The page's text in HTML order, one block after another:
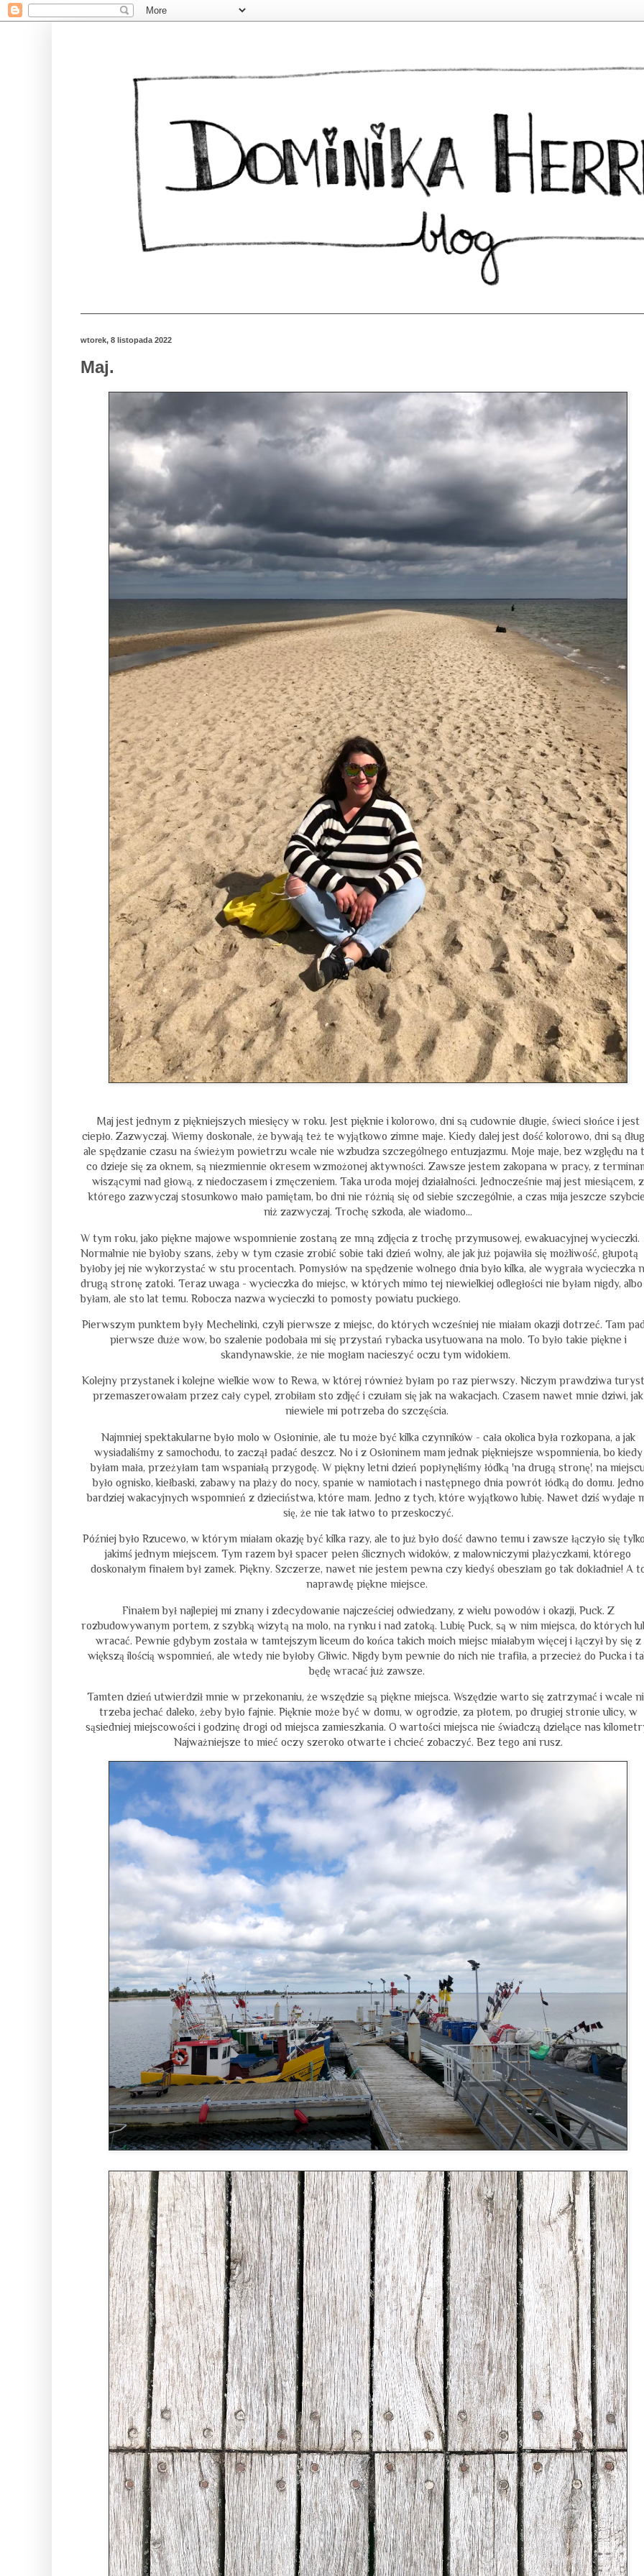
wtorek, 8 listopada 2022
Maj.
Maj jest jednym z piękniejszych miesięcy w roku. Jest pięknie i kolorowo, dni są cudownie długie, świeci słońce i jest
ciepło. Zazwyczaj. Wiemy doskonale, że bywają też te wyjątkowo zimne maje. Kiedy dalej jest dość kolorowo, dni są
ale spędzanie czasu na świeżym powietrzu wcale nie wzbudza szczególnego entuzjazmu. Moje maje, bez względu na
co dzieje się za oknem, są niezmiennie okresem wzmożonej aktywności. Zawsze jestem zakopana w pracy, z
wiszącymi nad głową, z niedoczasem i zmęczeniem. Taka uroda mojej działalności. Jednocześnie maj jest miesiącem, z
którego zazwyczaj stosunkowo mało pamiętam, bo dni nie różnią się od siebie szczególnie, a czas mija jeszcze
niż zazwyczaj. Trochę szkoda, ale wiadomo...
W tym roku, jako piękne majowe wspomnienie zostaną ze mną zdjęcia z trochę przymusowej, ewakuacyjnej wycieczki.
Normalnie nie byłoby szans, żeby w tym czasie zrobić sobie taki dzień wolny, ale jak już pojawiła się możliwość, głupotą
byłoby jej nie wykorzystać w stu procentach. Pomysłów na spędzenie wolnego dnia było kilka, ale wygrała wycieczka
drugą stronę zatoki. Teraz uwaga - wycieczka do miejsc, w których mimo tej niewielkiej odległości nie byłam nigdy, albo
byłam, ale sto lat temu. Robocza nazwa wycieczki to pomosty powiatu puckiego.
Pierwszym punktem były Mechelinki, czyli pierwsze z miejsc, do których wcześniej nie miałam okazji dotrzeć. Tam
pierwsze duże wow, bo szalenie podobała mi się przystań rybacka usytuowana na molo. To było takie piękne i
skandynawskie, że nie mogłam nacieszyć oczu tym widokiem.
Kolejny przystanek i kolejne wielkie wow to Rewa, w której również byłam po raz pierwszy. Niczym prawdziwa
przemaszerowałam przez cały cypel, zrobiłam sto zdjęć i czułam się jak na wakacjach. Czasem nawet mnie dziwi, jak
niewiele mi potrzeba do szczęścia.
Najmniej spektakularne było molo w Osłoninie, ale tu może być kilka czynników - cała okolica była rozkopana, a jak
wysiadaliśmy z samochodu, to zaczął padać deszcz. No i z Osłoninem mam jednak piękniejsze wspomnienia, bo kiedy
byłam mała, przeżyłam tam wspaniałą przygodę. W piękny letni dzień popłynęliśmy łódką 'na drugą stronę', na
było ognisko, kiełbaski, zabawy na plaży do nocy, spanie w namiotach i następnego dnia powrót łódką do domu. Jedno
bardziej wakacyjnych wspomnień z dzieciństwa, które mam. Jedno z tych, które wyjątkowo lubię. Nawet dziś wydaje
się, że nie tak łatwo to przeskoczyć.
Później było Rzucewo, w którym miałam okazję być kilka razy, ale to już było dość dawno temu i zawsze łączyło się
jakimś jednym miejscem. Tym razem był spacer pełen ślicznych widoków, z malowniczymi plażyczkami, którego
doskonałym finałem był zamek. Piękny. Szczerze, nawet nie jestem pewna czy kiedyś obeszłam go tak dokładnie! A
naprawdę piękne miejsce.
Finałem był najlepiej mi znany i zdecydowanie najcześciej odwiedzany, z wielu powodów i okazji, Puck. Z
rozbudowywanym portem, z szybką wizytą na molo, na rynku i nad zatoką. Lubię Puck, są w nim miejsca, do których
wracać. Pewnie gdybym została w tamtejszym liceum do końca takich moich miejsc miałabym więcej i łączył by się z
większą ilością wspomnień, ale wtedy nie byłoby Gliwic. Nigdy bym pewnie do nich nie trafiła, a przecież do Pucka i
będę wracać już zawsze.
Tamten dzień utwierdził mnie w przekonaniu, że wszędzie są piękne miejsca. Wszędzie warto się zatrzymać i wcale
trzeba jechać daleko, żeby było fajnie. Pięknie może być w domu, w ogrodzie, za płotem, po drugiej stronie ulicy, w
sąsiedniej miejscowości i godzinę drogi od miejsca zamieszkania. O wartości miejsca nie świadczą dzielące nas
Najważniejsze to mieć oczy szeroko otwarte i chcieć zobaczyć. Bez tego ani rusz.